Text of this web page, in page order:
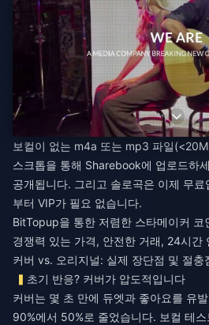
보컬이 없는 m4a 또는 mp3 파일
스크톱을 통해 Sharebook에 업로드하
공개됩니다. 그리고 솔로곡은 이제 무
부터 VIP가 필요 없습니다.
BitTopup을 통한 저렴한 스타메이커 코
경쟁력 있는 가격, 안전한 거래, 24시간
커버 vs. 오리지널: 실제 장단점 및 절충
초기 반응? 커버가 압도적입니다
커버는 몇 초 만에 듀엣과 좋아요를 유
90%에서 50%로 줄었습니다. 보컬 테